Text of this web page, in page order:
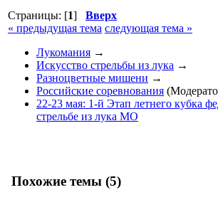
Страницы: [1] Вверх
« предыдущая тема следующая тема »
Лукомания →
Искусство стрельбы из лука →
Разноцветные мишени →
Российские соревнования
22-23 мая: 1-й Этап летнего кубка
стрельбе из лука МО
Похожие темы (5)